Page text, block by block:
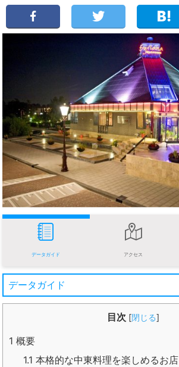
データガイド アクセス
データガイド
目次 [閉じる]
1 概要
1.1 本格的な中東料理を楽しめるお店